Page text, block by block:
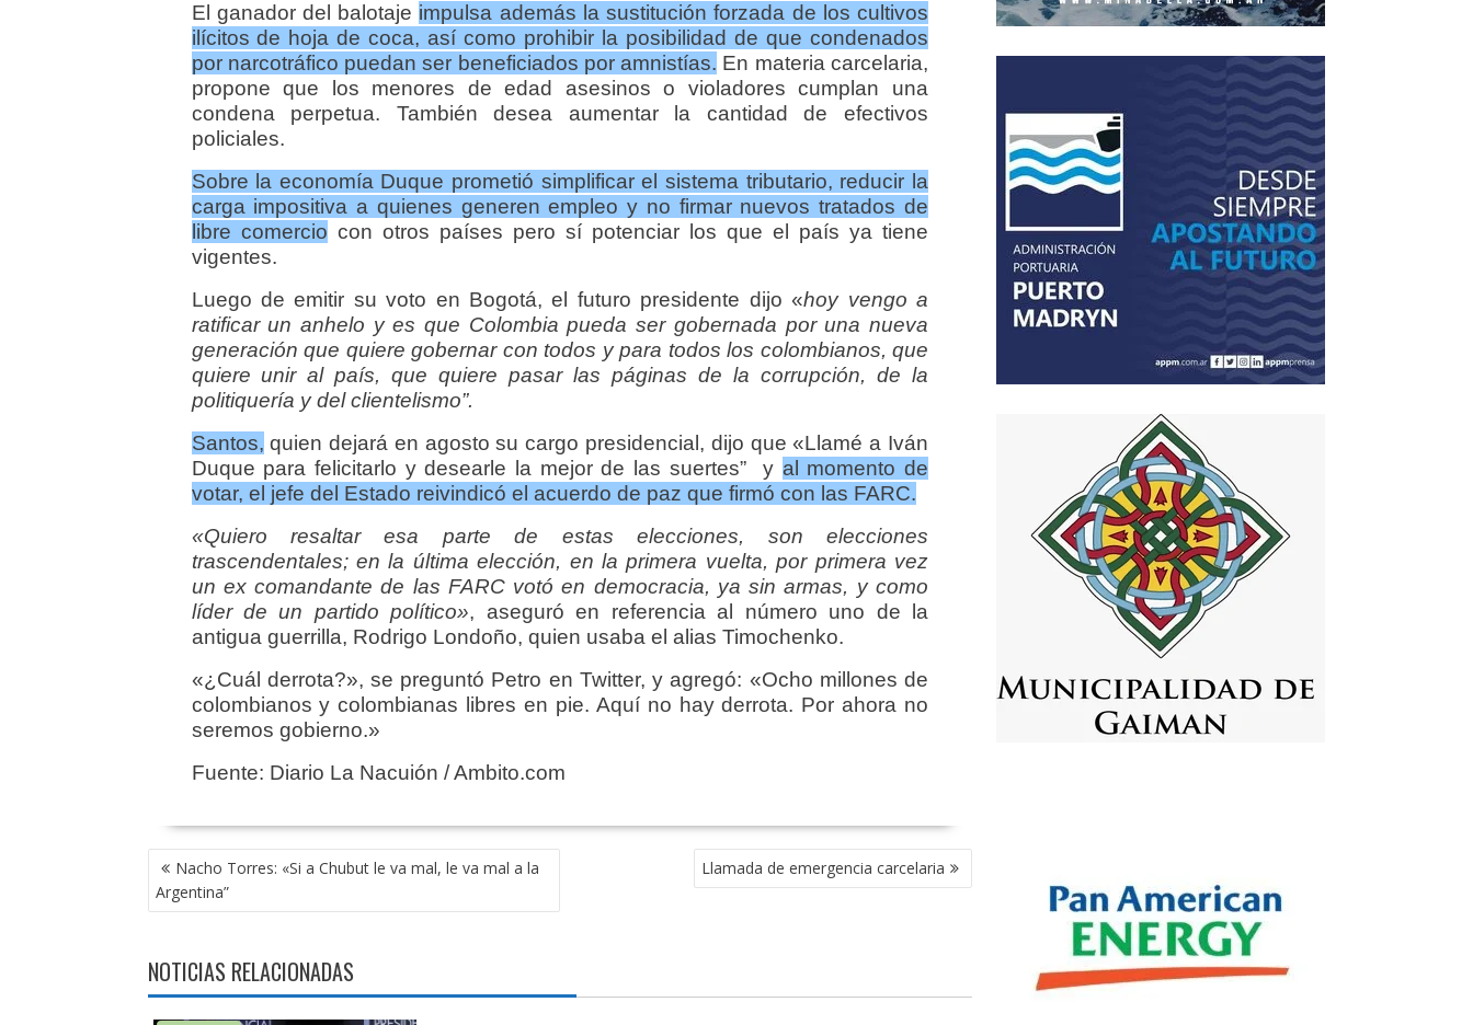
El ganador del balotaje impulsa además la sustitución forzada de los cultivos
ilícitos de hoja de coca, así como prohibir la posibilidad de que condenados
por narcotráfico puedan ser beneficiados por amnistías. En materia carcelaria,
propone que los menores de edad asesinos o violadores cumplan una
condena perpetua. También desea aumentar la cantidad de efectivos
policiales.
Sobre la economía Duque prometió simplificar el sistema tributario, reducir la
carga impositiva a quienes generen empleo y no firmar nuevos tratados de
libre comercio con otros países pero sí potenciar los que el país ya tiene
vigentes.
Luego de emitir su voto en Bogotá, el futuro presidente dijo «hoy vengo a
ratificar un anhelo y es que Colombia pueda ser gobernada por una nueva
generación que quiere gobernar con todos y para todos los colombianos, que
quiere unir al país, que quiere pasar las páginas de la corrupción, de la
politiquería y del clientelismo”.
Santos, quien dejará en agosto su cargo presidencial, dijo que «Llamé a Iván
Duque para felicitarlo y desearle la mejor de las suertes” y al momento de
votar, el jefe del Estado reivindicó el acuerdo de paz que firmó con las FARC.
«Quiero resaltar esa parte de estas elecciones, son elecciones
trascendentales; en la última elección, en la primera vuelta, por primera vez
un ex comandante de las FARC votó en democracia, ya sin armas, y como
líder de un partido político», aseguró en referencia al número uno de la
antigua guerrilla, Rodrigo Londoño, quien usaba el alias Timochenko.
«¿Cuál derrota?», se preguntó Petro en Twitter, y agregó: «Ocho millones de
colombianos y colombianas libres en pie. Aquí no hay derrota. Por ahora no
seremos gobierno.»
Fuente: Diario La Nacuión / Ambito.com
NAVEGACIÓN
DE
ENTRADAS
Nacho Torres: «Si a Chubut le va mal, le va mal a la
Argentina”
Llamada de emergencia carcelaria
NOTICIAS RELACIONADAS